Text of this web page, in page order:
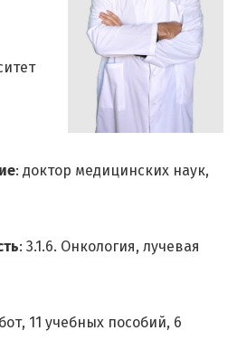
: доктор медицинских наук,
: 3.1.6. Онкология, лучевая
11 учебных пособий, 6